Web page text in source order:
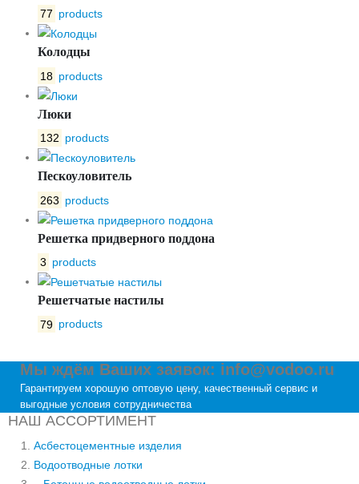
77 products
Колодцы
18 products
Люки
132 products
Пескоуловитель
263 products
Решетка придверного поддона
3 products
Решетчатые настилы
79 products
Мы ждём Ваших заявок: info@vodoo.ru
Гарантируем хорошую оптовую цену, качественный сервис и
выгодные условия сотрудничества
НАШ АССОРТИМЕНТ
Асбестоцементные изделия
Водоотводные лотки